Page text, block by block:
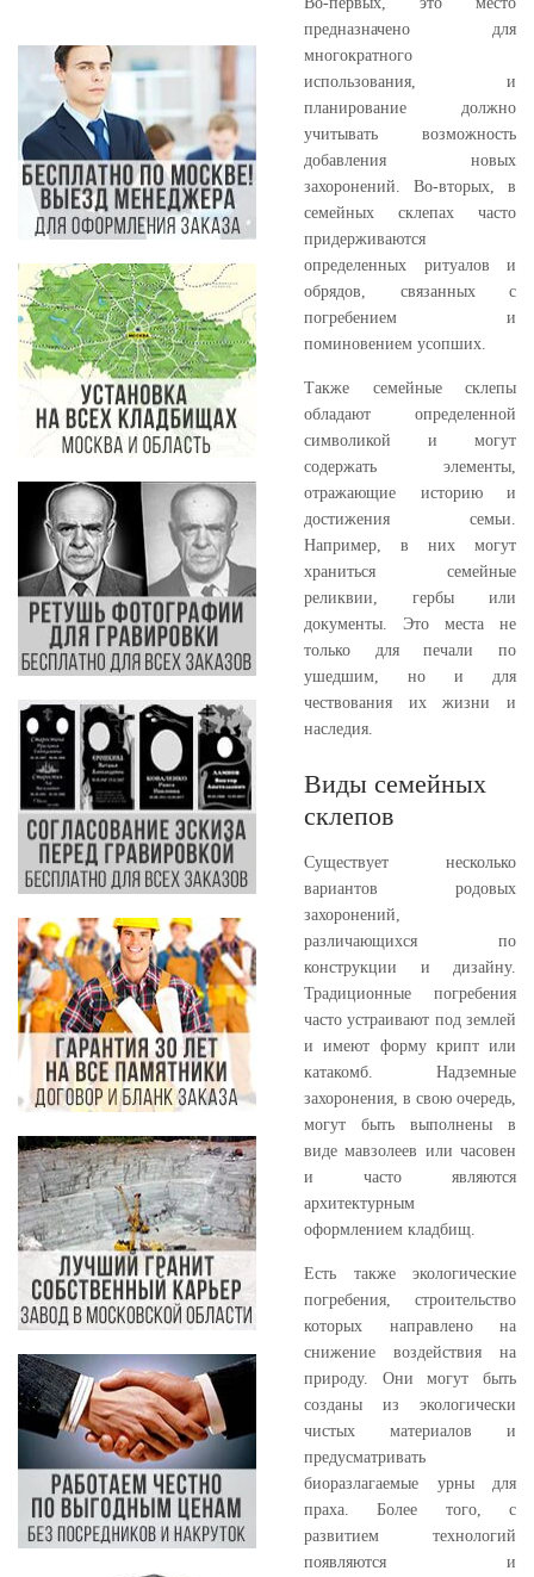
предназначено для
многократного
использования, и
планирование должно
учитывать возможность
добавления новых
захоронений. Во-вторых, в
семейных склепах часто
придерживаются
определенных ритуалов и
обрядов, связанных с
погребением и
поминовением усопших.
Также семейные склепы
обладают определенной
символикой и могут
содержать элементы,
отражающие историю и
достижения семьи.
Например, в них могут
храниться семейные
реликвии, гербы или
документы. Это места не
только для печали по
ушедшим, но и для
чествования их жизни и
наследия.
Виды семейных
склепов
Существует несколько
вариантов родовых
захоронений,
различающихся по
конструкции и дизайну.
Традиционные погребения
часто устраивают под землей
и имеют форму крипт или
катакомб. Надземные
захоронения, в свою очередь,
могут быть выполнены в
виде мавзолеев или часовен
и часто являются
архитектурным
оформлением кладбищ.
Есть также экологические
погребения, строительство
которых направлено на
снижение воздействия на
природу. Они могут быть
созданы из экологически
чистых материалов и
предусматривать
биоразлагаемые урны для
праха. Более того, с
развитием технологий
появляются и